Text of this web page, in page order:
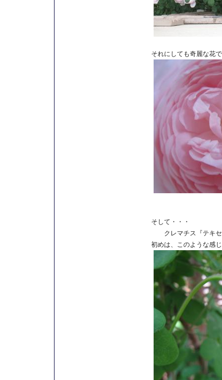
それにしても奇麗な花
そして・・・
クレマチス『テキセ
初めは、このような感